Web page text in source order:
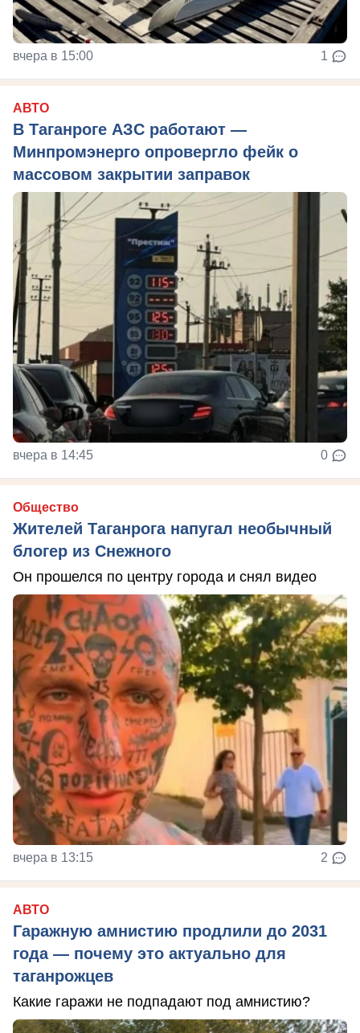
вчера в 15:00 1
АВТО
В Таганроге АЗС работают —
Минпромэнерго опровергло фейк о
массовом закрытии заправок
вчера в 14:45 0
Общество
Жителей Таганрога напугал необычный
блогер из Снежного
Он прошелся по центру города и снял видео
вчера в 13:15 2
АВТО
Гаражную амнистию продлили до 2031
года — почему это актуально для
таганрожцев
Какие гаражи не подпадают под амнистию?